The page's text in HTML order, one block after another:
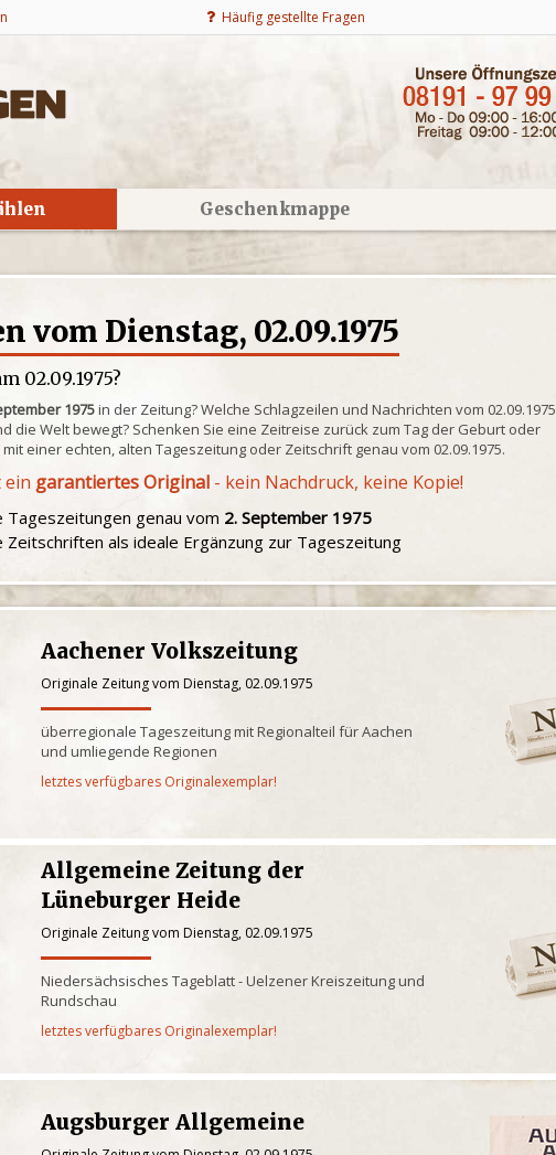
Häufig gestellte Fragen
Geschenkmappe
vom Dienstag, 02.09.1975
02.09.1975?
1975in der Zeitung? Welche Schlagzeilen und Nachrichten vom 02.09.1975
die Welt bewegt? Schenken Sie eine Zeitreise zurück zum Tag der Geburt oder
einer echten, alten Tageszeitung oder Zeitschrift genau vom 02.09.1975.
ein garantiertes Original - kein Nachdruck, keine Kopie!
Tageszeitungen genau vom 2. September 1975
als ideale Ergänzung zur Tageszeitung
Aachener Volkszeitung
Originale Zeitung vom Dienstag, 02.09.1975
überregionale Tageszeitung mit Regionalteil für Aachen
und umliegende Regionen
letztes verfügbares Originalexemplar!
Allgemeine Zeitung der
Lüneburger Heide
Originale Zeitung vom Dienstag, 02.09.1975
Niedersächsisches Tageblatt - Uelzener Kreiszeitung und
Rundschau
letztes verfügbares Originalexemplar!
Augsburger Allgemeine